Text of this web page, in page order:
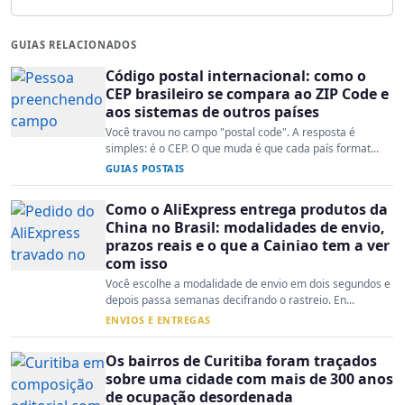
GUIAS RELACIONADOS
Código postal internacional: como o
CEP brasileiro se compara ao ZIP Code e
aos sistemas de outros países
Você travou no campo "postal code". A resposta é
simples: é o CEP. O que muda é que cada país format...
GUIAS POSTAIS
Como o AliExpress entrega produtos da
China no Brasil: modalidades de envio,
prazos reais e o que a Cainiao tem a ver
com isso
Você escolhe a modalidade de envio em dois segundos e
depois passa semanas decifrando o rastreio. En...
ENVIOS E ENTREGAS
Os bairros de Curitiba foram traçados
sobre uma cidade com mais de 300 anos
de ocupação desordenada